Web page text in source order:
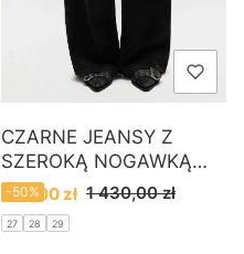
CZARNE JEANSY Z
SZEROKĄ NOGAWKĄ
GANNI
Cena promocyjna
720,00 zł 1 430,00 zł
-50%
27 28 29